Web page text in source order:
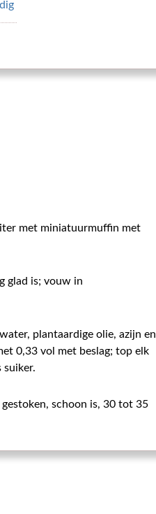
met miniatuurmuffin met
glad is; vouw in
plantaardige olie, azijn en
0,33 vol met beslag; top elk
suiker.
schoon is, 30 tot 35